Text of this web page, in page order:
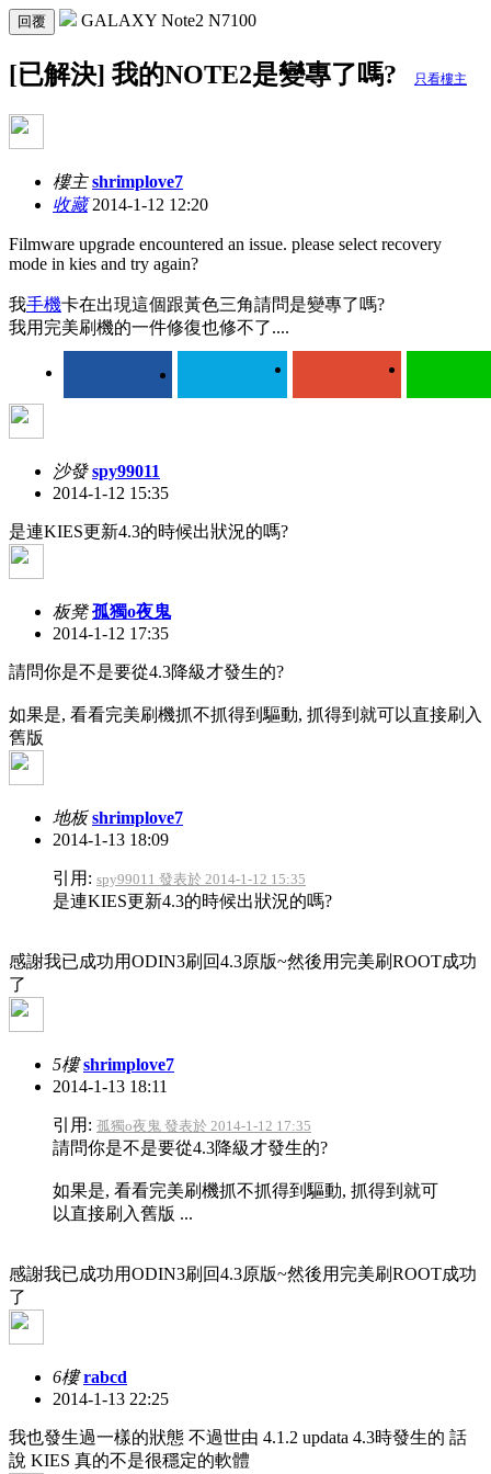
回覆 GALAXY Note2 N7100
[已解決] 我的NOTE2是變專了嗎? 只看樓主
樓主 shrimplove7
收藏2014-1-12 12:20
Filmware upgrade encountered an issue. please select recovery
mode in kies and try again?
我手機卡在出現這個跟黃色三角請問是變專了嗎?
我用完美刷機的一件修復也修不了....
沙發 spy99011
2014-1-12 15:35
是連KIES更新4.3的時候出狀況的嗎?
板凳 孤獨o夜鬼
2014-1-12 17:35
請問你是不是要從4.3降級才發生的?
如果是, 看看完美刷機抓不抓得到驅動, 抓得到就可以直接刷入
舊版
地板 shrimplove7
2014-1-13 18:09
引用: spy99011 發表於 2014-1-12 15:35
是連KIES更新4.3的時候出狀況的嗎?
感謝我已成功用ODIN3刷回4.3原版~然後用完美刷ROOT成功
了
5樓 shrimplove7
2014-1-13 18:11
引用: 孤獨o夜鬼 發表於 2014-1-12 17:35
請問你是不是要從4.3降級才發生的?
如果是, 看看完美刷機抓不抓得到驅動, 抓得到就可
以直接刷入舊版 ...
感謝我已成功用ODIN3刷回4.3原版~然後用完美刷ROOT成功
了
6樓 rabcd
2014-1-13 22:25
我也發生過一樣的狀態 不過世由 4.1.2 updata 4.3時發生的 話
說 KIES 真的不是很穩定的軟體